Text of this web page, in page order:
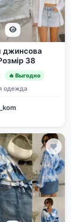
джинсова
38
🔥 Выгодно
одежда